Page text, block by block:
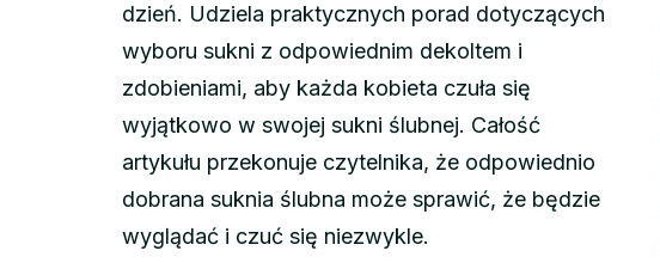
dzień. Udziela praktycznych porad dotyczących
wyboru sukni z odpowiednim dekoltem i
zdobieniami, aby każda kobieta czuła się
wyjątkowo w swojej sukni ślubnej. Całość
artykułu przekonuje czytelnika, że odpowiednio
dobrana suknia ślubna może sprawić, że będzie
wyglądać i czuć się niezwykle.